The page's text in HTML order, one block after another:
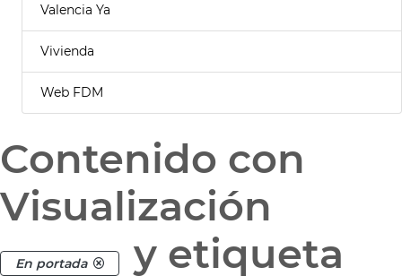
Valencia Ya
Vivienda
Web FDM
Contenido con
Visualización
En portada y etiqueta